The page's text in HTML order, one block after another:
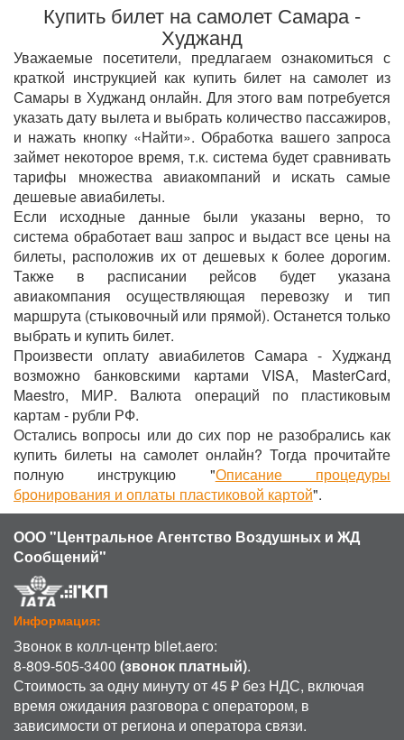
Купить билет на самолет Самара -
Худжанд
Уважаемые посетители, предлагаем ознакомиться с
краткой инструкцией как купить билет на самолет из
Самары в Худжанд онлайн. Для этого вам потребуется
указать дату вылета и выбрать количество пассажиров,
и нажать кнопку «Найти». Обработка вашего запроса
займет некоторое время, т.к. система будет сравнивать
тарифы множества авиакомпаний и искать самые
дешевые авиабилеты.
Если исходные данные были указаны верно, то
система обработает ваш запрос и выдаст все цены на
билеты, расположив их от дешевых к более дорогим.
Также в расписании рейсов будет указана
авиакомпания осуществляющая перевозку и тип
маршрута (стыковочный или прямой). Останется только
выбрать и купить билет.
Произвести оплату авиабилетов Самара - Худжанд
возможно банковскими картами VISA, MasterCard,
Maestro, МИР. Валюта операций по пластиковым
картам - рубли РФ.
Остались вопросы или до сих пор не разобрались как
купить билеты на самолет онлайн? Тогда прочитайте
полную инструкцию "Описание процедуры
бронирования и оплаты пластиковой картой".
ООО "Центральное Агентство Воздушных и ЖД
Сообщений"
Информация:
Звонок в колл-центр bilet.aero:
8-809-505-3400 (звонок платный).
Стоимость за одну минуту от 45 ₽ без НДС, включая
время ожидания разговора с оператором, в
зависимости от региона и оператора связи.